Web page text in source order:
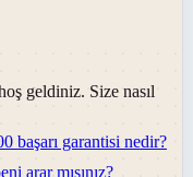
geldiniz. Size nasıl
başarı garantisi nedir?
arar mısınız?